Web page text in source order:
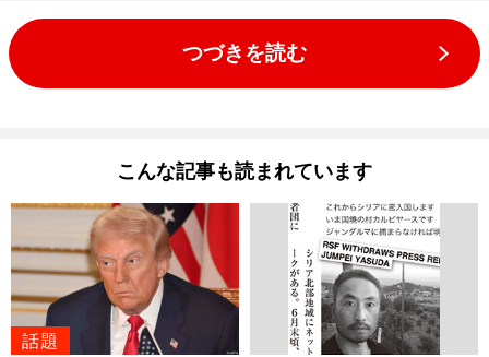
つづきを読む
こんな記事も読まれています
話題